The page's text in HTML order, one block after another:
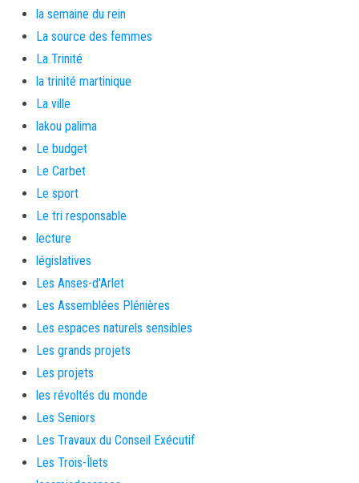
la semaine du rein
La source des femmes
La Trinité
la trinité martinique
La ville
lakou palima
Le budget
Le Carbet
Le sport
Le tri responsable
lecture
législatives
Les Anses-d'Arlet
Les Assemblées Plénières
Les espaces naturels sensibles
Les grands projets
Les projets
les révoltés du monde
Les Seniors
Les Travaux du Conseil Exécutif
Les Trois-Îlets